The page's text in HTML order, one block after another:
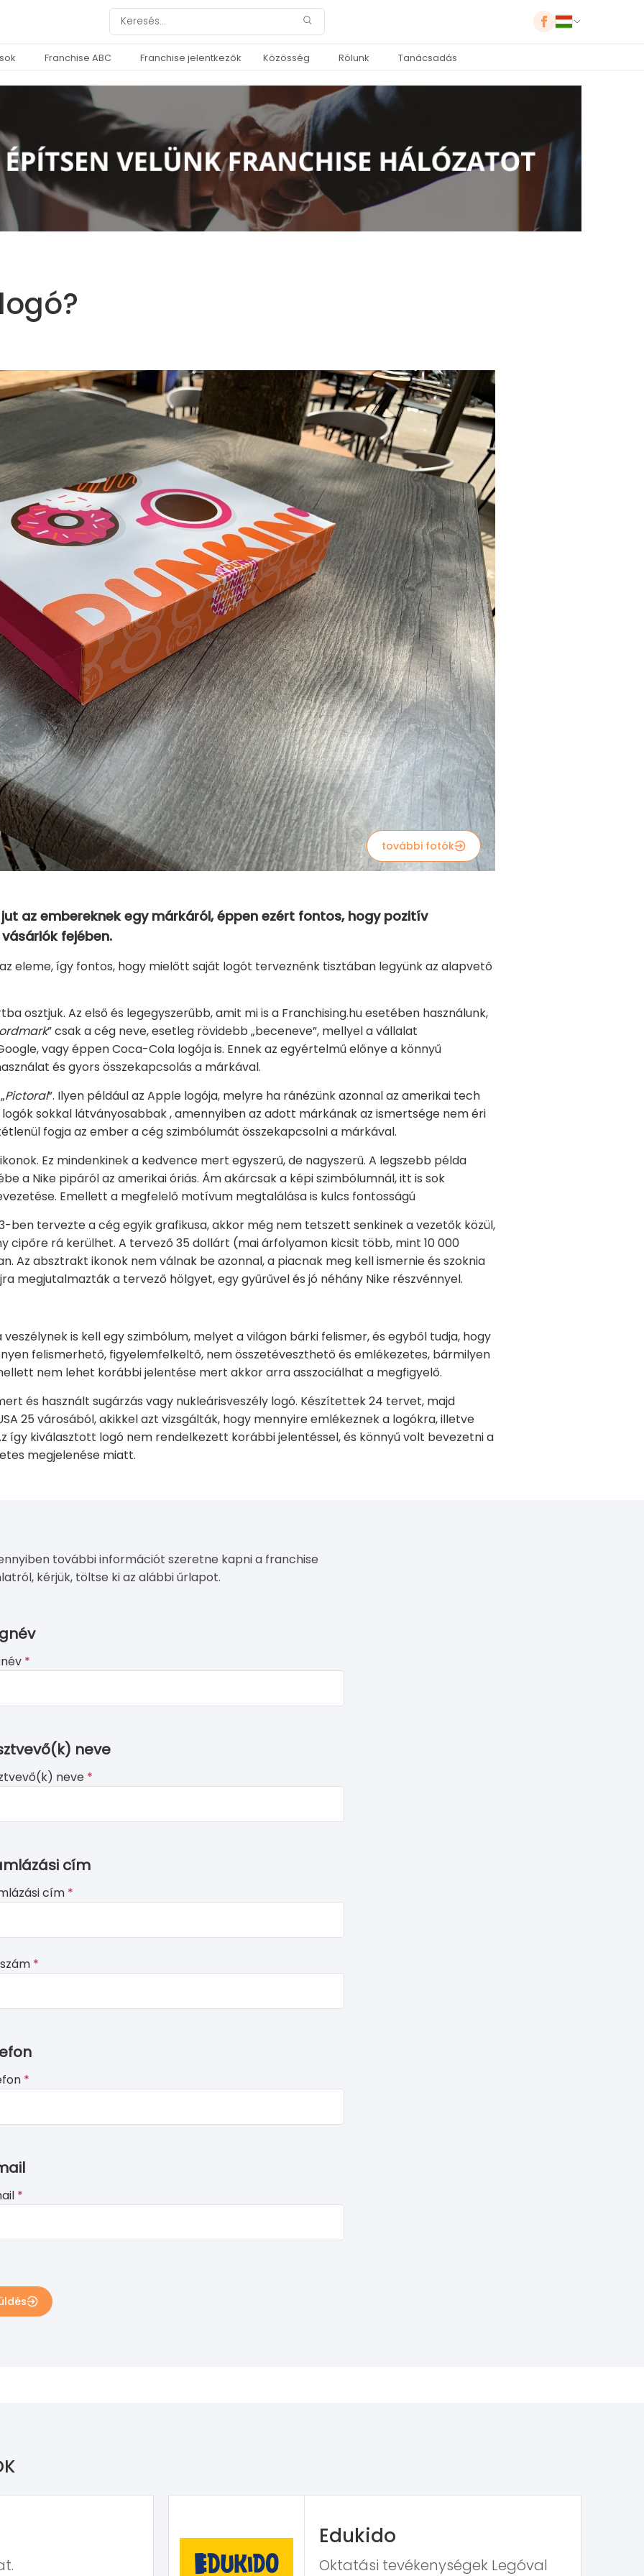
Franchise ABC Franchise jelentkezők Közösség Rólunk Tanácsadás
további fotók
az embereknek egy márkáról, éppen ezért fontos, hogy pozitív
fejében.
eleme, így fontos, hogy mielőtt saját logót terveznénk tisztában legyünk az alapvető
osztjuk. Az első és legegyszerűbb, amit mi is a Franchising.hu esetében használunk,
” csak a cég neve, esetleg rövidebb „beceneve”, mellyel a vállalat
vagy éppen Coca-Cola logója is. Ennek az egyértelmű előnye a könnyű
és gyors összekapcsolás a márkával.
Pictoral”. Ilyen például az Apple logója, melyre ha ránézünk azonnal az amerikai tech
sokkal látványosabbak , amennyiben az adott márkának az ismertsége nem éri
fogja az ember a cég szimbólumát összekapcsolni a márkával.
Ez mindenkinek a kedvence mert egyszerű, de nagyszerű. A legszebb példa
a Nike pipáról az amerikai óriás. Ám akárcsak a képi szimbólumnál, itt is sok
Emellett a megfelelő motívum megtalálása is kulcs fontosságú
ben tervezte a cég egyik grafikusa, akkor még nem tetszett senkinek a vezetők közül,
cipőre rá kerülhet. A tervező 35 dollárt (mai árfolyamon kicsit több, mint 10 000
Az absztrakt ikonok nem válnak be azonnal, a piacnak meg kell ismernie és szoknia
megjutalmazták a tervező hölgyet, egy gyűrűvel és jó néhány Nike részvénnyel.
is kell egy szimbólum, melyet a világon bárki felismer, és egyből tudja, hogy
felismerhető, figyelemfelkeltő, nem összetéveszthető és emlékezetes, bármilyen
nem lehet korábbi jelentése mert akkor arra asszociálhat a megfigyelő.
és használt sugárzás vagy nukleárisveszély logó. Készítettek 24 tervet, majd
25 városából, akikkel azt vizsgálták, hogy mennyire emlékeznek a logókra, illetve
így kiválasztott logó nem rendelkezett korábbi jelentéssel, és könnyű volt bevezetni a
megjelenése miatt.
további információt szeretne kapni a franchise
kérjük, töltse ki az alábbi űrlapot.
*
neve
neve *
cím
cím *
*
*
*
Edukido
Oktatási tevékenységek Legóval